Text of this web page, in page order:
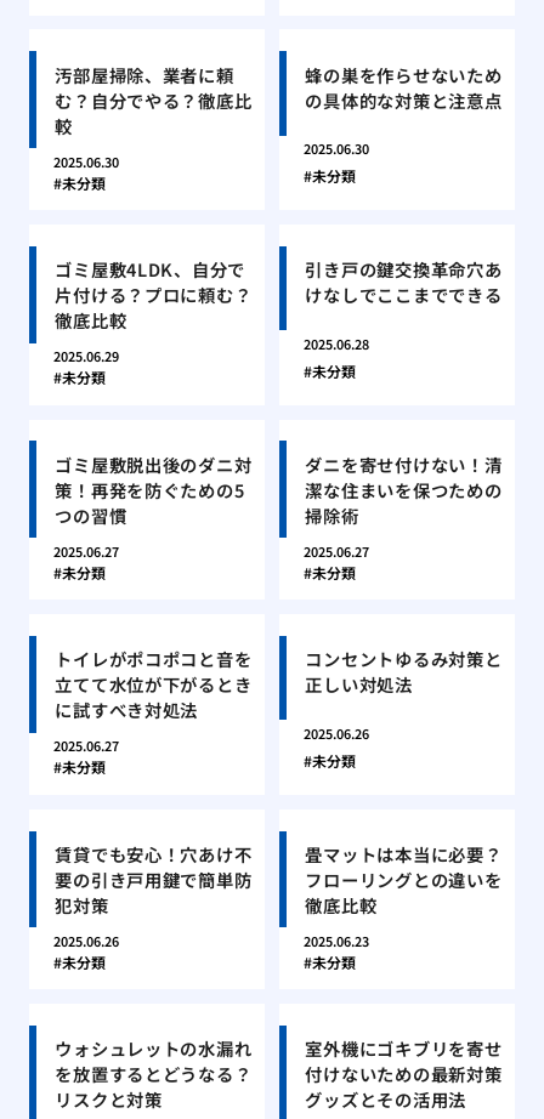
汚部屋掃除、業者に頼
む？自分でやる？徹底比
較
2025.06.30
未分類
蜂の巣を作らせないため
の具体的な対策と注意点
2025.06.30
未分類
ゴミ屋敷4LDK、自分で
片付ける？プロに頼む？
徹底比較
2025.06.29
未分類
引き戸の鍵交換革命穴あ
けなしでここまでできる
2025.06.28
未分類
ゴミ屋敷脱出後のダニ対
策！再発を防ぐための5
つの習慣
2025.06.27
未分類
ダニを寄せ付けない！清
潔な住まいを保つための
掃除術
2025.06.27
未分類
トイレがポコポコと音を
立てて水位が下がるとき
に試すべき対処法
2025.06.27
未分類
コンセントゆるみ対策と
正しい対処法
2025.06.26
未分類
賃貸でも安心！穴あけ不
要の引き戸用鍵で簡単防
犯対策
2025.06.26
未分類
畳マットは本当に必要？
フローリングとの違いを
徹底比較
2025.06.23
未分類
ウォシュレットの水漏れ
を放置するとどうなる？
リスクと対策
室外機にゴキブリを寄せ
付けないための最新対策
グッズとその活用法